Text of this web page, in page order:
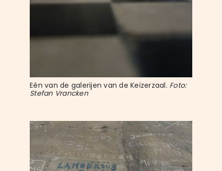
Eén van de galerijen van de Keizerzaal. Foto:
Stefan Vrancken